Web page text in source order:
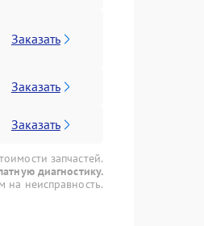
Заказать
Заказать
Заказать
запчастей.
диагностику.
на неисправность.